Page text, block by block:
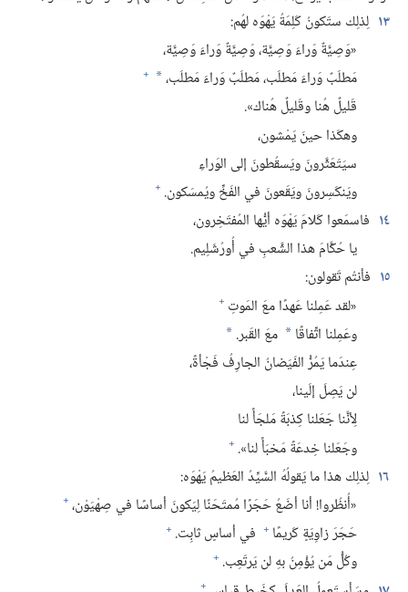
١٣ لِذلِك ستَكونُ كَلِمَةُ يَهْوَه لهُم:‏
«وَصِيَّةٌ وَراءَ وَصِيَّة،‏ وَصِيَّةٌ وَراءَ وَصِيَّة،‏
مَطلَبٌ وَراءَ مَطلَب،‏ مَطلَبٌ وَراءَ مَطلَب،‏*
+
قَليلٌ هُنا وقَليلٌ هُناك».‏
وهكَذا حينَ يَمْشون،‏
سيَتَعَثَّرونَ ويَسقُطونَ إلى الوَراءِ
ويَنكَسِرونَ ويَقَعونَ في الفَخِّ ويُمسَكون.‏ +
١٤ فاسمَعوا كَلامَ يَهْوَه أيُّها المُفتَخِرون،‏
يا حُكَّامَ هذا الشَّعبِ في أُورُشَلِيم.‏
١٥ فأنتُم تَقولون:‏
«لقد عَمِلنا عَهدًا معَ المَوتِ +
وعَمِلنا اتِّفاقًا * معَ القَبر.‏ *
عِندَما يَمُرُّ الفَيَضانُ الجارِفُ فَجْأةً،‏
لن يَصِلَ إلَينا،‏
لِأنَّنا جَعَلنا كِذبَةً مَلجَأً لنا
وجَعَلنا خِدعَةً مَخبَأً لنا».‏ +
١٦ لِذلِك هذا ما يَقولُهُ السَّيِّدُ العَظيمُ يَهْوَه:‏
«أُنظُروا!‏ أنا أضَعُ حَجَرًا مُمتَحَنًا لِيَكونَ أساسًا في صِهْيَوْن،‏ +
حَجَرَ زاوِيَةٍ كَريمًا + في أساسٍ ثابِت.‏ +
وكُلُّ مَن يُؤْمِنُ بهِ لن يَرتَعِب.‏ +
+